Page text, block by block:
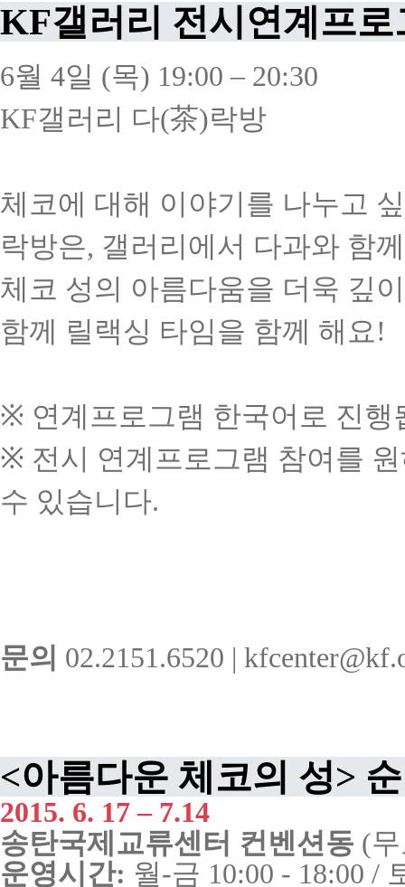
KF갤러리 전시연계프로
6월 4일 (목) 19:00 – 20:30
KF갤러리 다(茶)락방
체코에 대해 이야기를 나누고
락방은, 갤러리에서 다과와 함께
체코 성의 아름다움을 더욱 깊이
함께
릴랙싱 타임을 함께 해요 !
※ 연계프로그램 한국어로 진행
※ 전시 연계프로그램 참여를
수 있습니다.
문의 02.2151.6520 |
<아름다운 체코의 성>
2015. 6. 17 – 7.14
송탄국제교류센터 컨벤션동 (
운영시간: 월-금 10:00 - 18:00 /